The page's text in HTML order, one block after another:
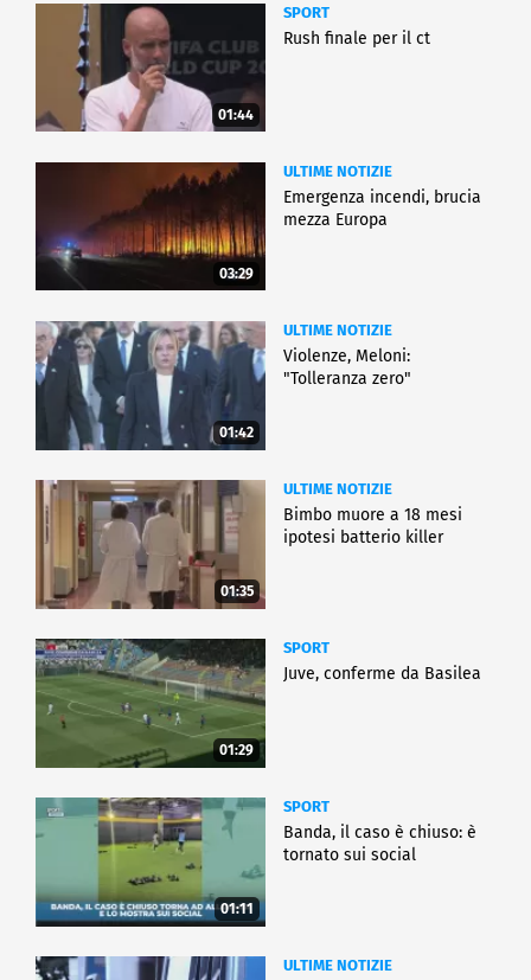
01:44
SPORT
Rush finale per il ct
03:29
ULTIME NOTIZIE
Emergenza incendi, brucia
mezza Europa
01:42
ULTIME NOTIZIE
Violenze, Meloni:
"Tolleranza zero"
01:35
ULTIME NOTIZIE
Bimbo muore a 18 mesi
ipotesi batterio killer
01:29
SPORT
Juve, conferme da Basilea
01:11
SPORT
Banda, il caso è chiuso: è
tornato sui social
ULTIME NOTIZIE